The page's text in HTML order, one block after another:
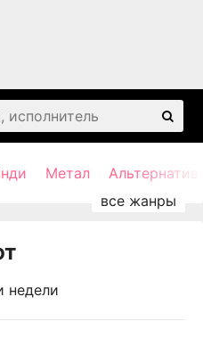
Метал
недели